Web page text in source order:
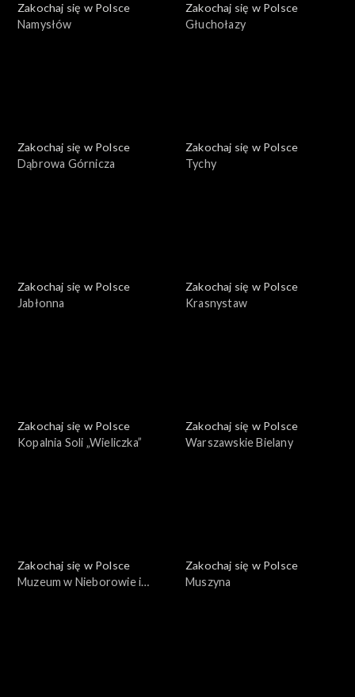
Zakochaj się w Polsce
Namysłów
Zakochaj się w Polsce
Głuchołazy
Zakochaj się w Polsce
Dąbrowa Górnicza
Zakochaj się w Polsce
Tychy
Zakochaj się w Polsce
Jabłonna
Zakochaj się w Polsce
Krasnystaw
Zakochaj się w Polsce
Kopalnia Soli „Wieliczka”
Zakochaj się w Polsce
Warszawskie Bielany
Zakochaj się w Polsce
Muzeum w Nieborowie i
Zakochaj się w Polsce
Muszyna